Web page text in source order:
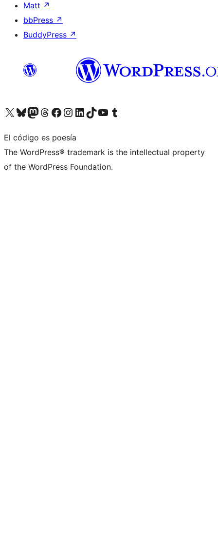
Matt ↗
bbPress ↗
BuddyPress ↗
Visita nuestra cuenta de X (anteriormente Twitter)
Visita nuestra cuenta de Bluesky
Visita nuestra cuenta de Mastodon
Visita nuestra cuenta de Threads
Visita nuestra página de Facebook
Visita nuestra cuenta de Instagram
Visita nuestra cuenta de LinkedIn
Visita nuestra cuenta de TikTok
Visita nuestro canal de YouTube
Visita nuestra cuenta de Tumblr
El código es poesía
The WordPress® trademark is the intellectual property
of the WordPress Foundation.